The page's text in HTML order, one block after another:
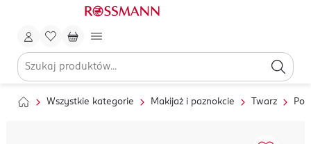
Wszystkie kategorie Makijaż i paznokcie Twarz